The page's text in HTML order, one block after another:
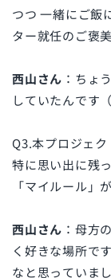
つつ 一緒にご飯
ター就任のご褒
西山さん ：ちょ
していたんです（
Q3.本プロジェク
特に思い出に残
「マイルール」
西山さん ：母方
く好きな場所で
なと思っていま